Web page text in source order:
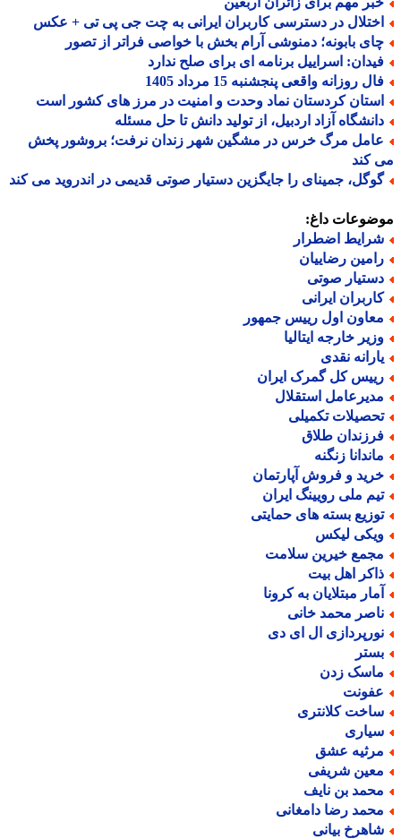
در دسترسی کاربران ایرانی به چت جی پی تی + عکس
بابونه؛ دمنوشی آرام بخش با خواصی فراتر از تصور
اسراییل برنامه ای برای صلح ندارد
روزانه واقعی پنجشنبه 15 مرداد 1405
کردستان نماد وحدت و امنیت در مرز های کشور است
آزاد اردبیل، از تولید دانش تا حل مسئله
مرگ خرس در مشگین شهر زندان نرفت؛ بروشور پخش
کند
جمینای را جایگزین دستیار صوتی قدیمی در اندروید می کند
داغ:
اضطرار
رضاییان
صوتی
ایرانی
اول رییس جمهور
خارجه ایتالیا
نقدی
کل گمرک ایران
استقلال
تکمیلی
طلاق
زنگنه
و فروش آپارتمان
ملی رویینگ ایران
بسته های حمایتی
لیکس
خیرین سلامت
اهل بیت
مبتلایان به کرونا
محمد خانی
ال ای دی
زدن
کلانتری
عشق
شریفی
بن نایف
رضا دامغانی
بیانی